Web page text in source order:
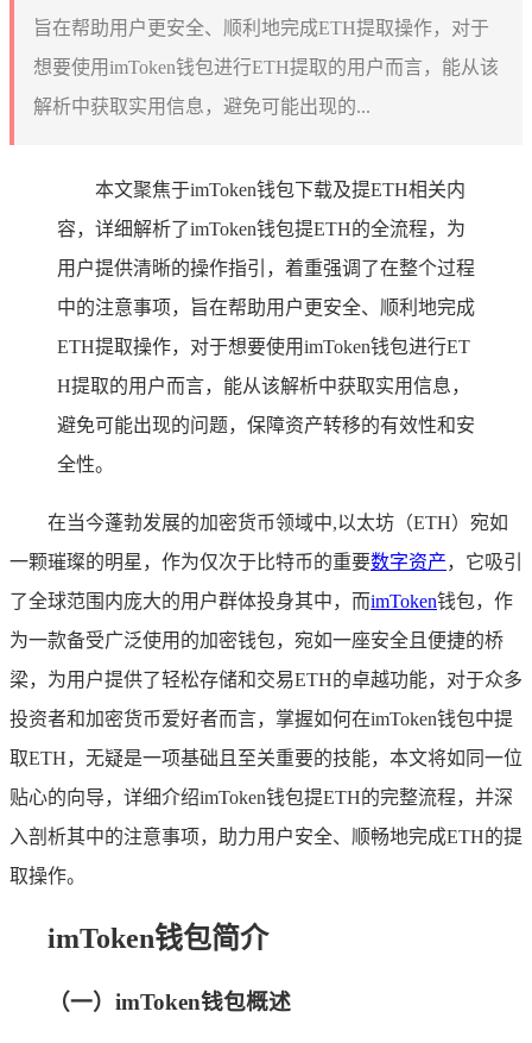
旨在帮助用户更安全、顺利地完成ETH提取操作，对于
想要使用imToken钱包进行ETH提取的用户而言，能从该
解析中获取实用信息，避免可能出现的...
本文聚焦于imToken钱包下载及提ETH相关内
容，详细解析了imToken钱包提ETH的全流程，为
用户提供清晰的操作指引，着重强调了在整个过程
中的注意事项，旨在帮助用户更安全、顺利地完成
ETH提取操作，对于想要使用imToken钱包进行ET
H提取的用户而言，能从该解析中获取实用信息，
避免可能出现的问题，保障资产转移的有效性和安
全性。
在当今蓬勃发展的加密货币领域中,以太坊（ETH）宛如
一颗璀璨的明星，作为仅次于比特币的重要数字资产，它吸引
了全球范围内庞大的用户群体投身其中，而imToken钱包，作
为一款备受广泛使用的加密钱包，宛如一座安全且便捷的桥
梁，为用户提供了轻松存储和交易ETH的卓越功能，对于众多
投资者和加密货币爱好者而言，掌握如何在imToken钱包中提
取ETH，无疑是一项基础且至关重要的技能，本文将如同一位
贴心的向导，详细介绍imToken钱包提ETH的完整流程，并深
入剖析其中的注意事项，助力用户安全、顺畅地完成ETH的提
取操作。
imToken钱包简介
（一）imToken钱包概述